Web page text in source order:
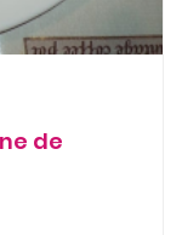
de